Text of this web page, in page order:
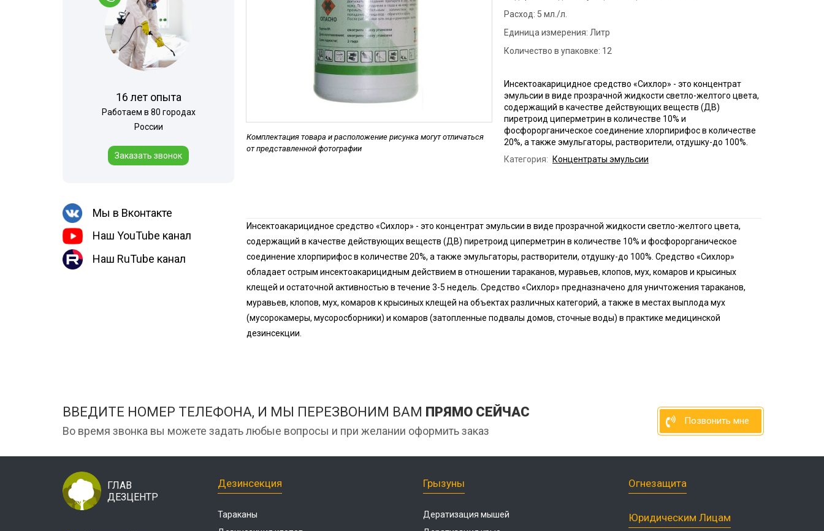
Шершни
Медведка
Дезинсекция помещений
Дезинсекция территорий
Многоквартирный дом
Дезинфекция пищевых
Дезинфекция предприятий
мясной промышленности
Дезинфекция спортзалов
16 лет опыта
Работаем в 80 городах
России
Заказать звонок
Мы в Вконтакте
Наш YouTube канал
Наш RuTube канал
Комплектация товара и расположение рисунка могут отличаться
от представленной фотографии
Расход: 5 мл./л.
Единица измерения: Литр
Количество в упаковке: 12
Инсектоакарицидное средство «Сихлор» - это концентрат
эмульсии в виде прозрачной жидкости светло-желтого цвета,
содержащий в качестве действующих веществ (ДВ)
пиретроид циперметрин в количестве 10% и
фосфорорганическое соединение хлорпирифос в количестве
20%, а также эмульгаторы, растворители, отдушку-до 100%.
Категория:
Концентраты эмульсии
Инсектоакарицидное средство «Сихлор» - это концентрат эмульсии в виде прозрачной жидкости светло-желтого цвета,
содержащий в качестве действующих веществ (ДВ) пиретроид циперметрин в количестве 10% и фосфорорганическое
соединение хлорпирифос в количестве 20%, а также эмульгаторы, растворители, отдушку-до 100%. Средство «Сихлор»
обладает острым инсектоакарицидным действием в отношении тараканов, муравьев, клопов, мух, комаров и крысиных
клещей и остаточной активностью в течение 3-5 недель. Средство «Сихлор» предназначено для уничтожения тараканов,
муравьев, клопов, мух, комаров к крысиных клещей на объектах различных категорий, а также в местах выплода мух
(мусорокамеры, мусоросборники) и комаров (затопленные подвалы домов, сточные воды) в практике медицинской
дезинсекции.
ВВЕДИТЕ НОМЕР ТЕЛЕФОНА, И МЫ ПЕРЕЗВОНИМ ВАМ ПРЯМО СЕЙЧАС
Во время звонка вы можете задать любые вопросы и при желании оформить заказ
Позвонить мне
ГЛАВ
ДЕЗЦЕНТР
Дезинсекция
Тараканы
Грызуны
Дератизация мышей
Огнезащита
Юридическим Лицам